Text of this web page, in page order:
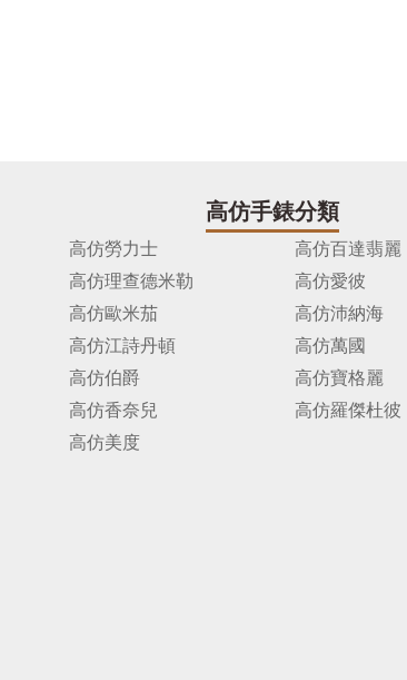
高仿手錶分類
高仿勞力士
高仿百達翡麗
高仿理查德米勒
高仿愛彼
高仿歐米茄
高仿沛納海
高仿江詩丹頓
高仿萬國
高仿伯爵
高仿寶格麗
高仿香奈兒
高仿羅傑杜彼
高仿美度